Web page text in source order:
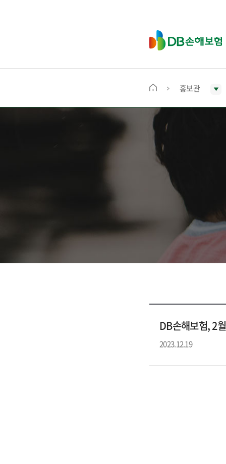
D
B
보
메
화
면
로
이
홍보관
DB손해보험, 2
2023.12.19